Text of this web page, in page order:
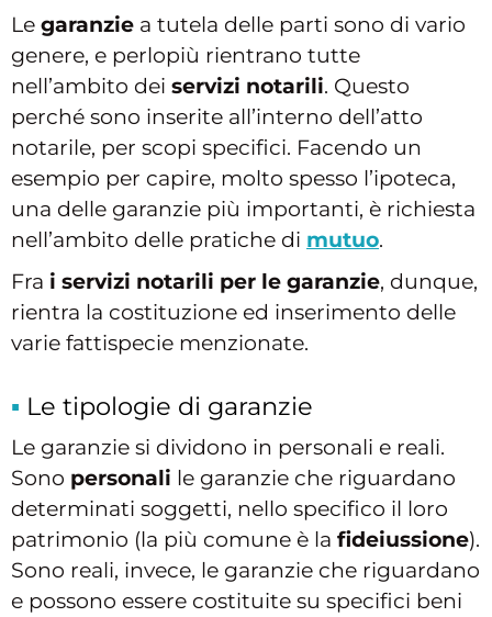
Le garanzie a tutela delle parti sono di vario
genere, e perlopiù rientrano tutte
nell’ambito dei servizi notarili. Questo
perché sono inserite all’interno dell’atto
notarile, per scopi specifici. Facendo un
esempio per capire, molto spesso l’ipoteca,
una delle garanzie più importanti, è richiesta
nell’ambito delle pratiche di mutuo.
Fra i servizi notarili per le garanzie, dunque,
rientra la costituzione ed inserimento delle
varie fattispecie menzionate.
Le tipologie di garanzie
Le garanzie si dividono in personali e reali.
Sono personali le garanzie che riguardano
determinati soggetti, nello specifico il loro
patrimonio (la più comune è la fideiussione).
Sono reali, invece, le garanzie che riguardano
e possono essere costituite su specifici beni